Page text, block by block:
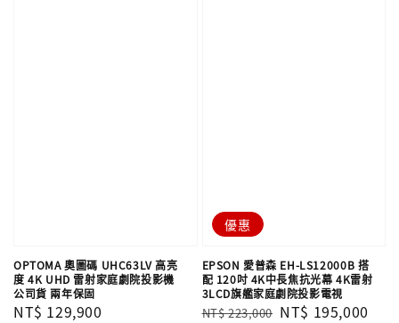
OPTOMA 奧圖碼 UHC63LV 高亮
度 4K UHD 雷射家庭劇院投影機
公司貨 兩年保固
Regular
NT$ 129,900
優惠
EPSON 愛普森 EH-LS12000B 搭
配 120吋 4K中長焦抗光幕 4K雷射
3LCD旗艦家庭劇院投影電視
Regular
NT$ 223,000 Sale
NT$ 195,000